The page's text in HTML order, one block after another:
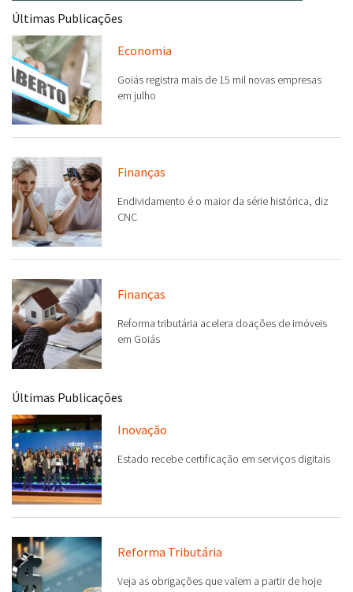
Últimas Publicações
Economia
Goiás registra mais de 15 mil novas empresas
em julho
Finanças
Endividamento é o maior da série histórica, diz
CNC
Finanças
Reforma tributária acelera doações de imóveis
em Goiás
Últimas Publicações
Inovação
Estado recebe certificação em serviços digitais
Reforma Tributária
Veja as obrigações que valem a partir de hoje